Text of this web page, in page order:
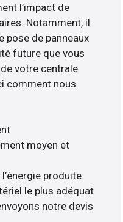
l’impact de
Notamment, il
pose de panneaux
future que vous
votre centrale
comment nous
moyen et
produite
le plus adéquat
notre devis